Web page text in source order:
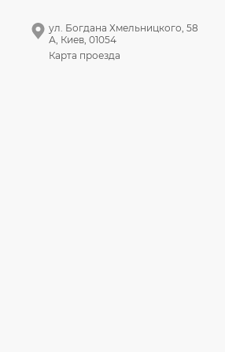
ул. Богдана Хмельницкого, 58
А, Киев, 01054
Карта проезда